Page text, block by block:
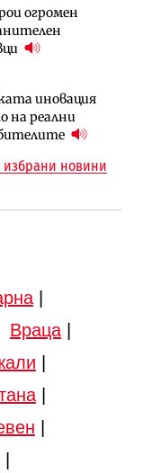
огромен
иновация
на реални
договор за
Italy
на
Данъчните
да бъдат
бъдещата
избрани новини
|
Враца|
|
|